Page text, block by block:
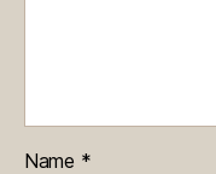
Name *